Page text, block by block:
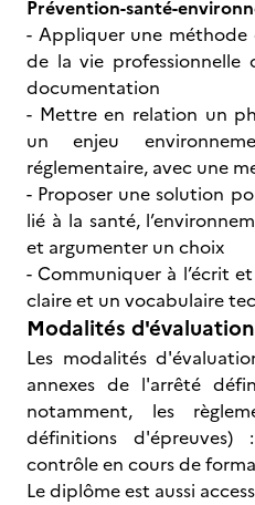
Prévention-santé-
- Appliquer une méthode
de la vie professionnelle
documentation
- Mettre en relation un
un enjeu
réglementaire, avec une
- Proposer une solution
lié à la santé,
et argumenter un choix
- Communiquer à l’écrit
claire et un vocabulaire
Modalités
Les modalités
annexes de l'arrêté
notamment, les
définitions
contrôle en cours de
Le diplôme est aussi